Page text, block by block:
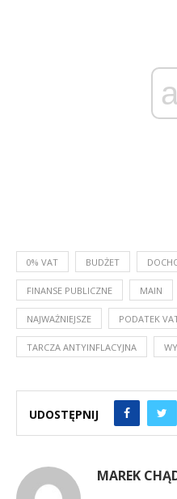
0% VAT BUDŻET
FINANSE PUBLICZNE MAIN
NAJWAŻNIEJSZE PODATEK
TARCZA ANTYINFLACYJNA
UDOSTĘPNIJ
MAREK